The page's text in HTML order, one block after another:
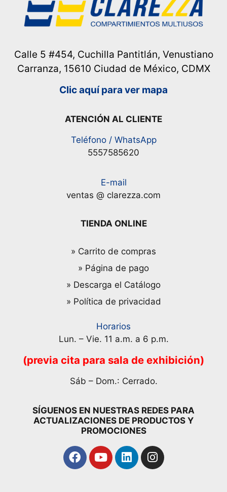
Calle 5 #454, Cuchilla Pantitlán, Venustiano
Carranza, 15610 Ciudad de México, CDMX
Clic aquí para ver mapa
ATENCIÓN AL CLIENTE
Teléfono / WhatsApp
5557585620
E-mail
ventas @ clarezza.com
TIENDA ONLINE
» Carrito de compras
» Página de pago
» Descarga el Catálogo
» Política de privacidad
Horarios
Lun. – Vie. 11 a.m. a 6 p.m.
(previa cita para sala de exhibición)
Sáb – Dom.: Cerrado.
SÍGUENOS EN NUESTRAS REDES PARA
ACTUALIZACIONES DE PRODUCTOS Y
PROMOCIONES